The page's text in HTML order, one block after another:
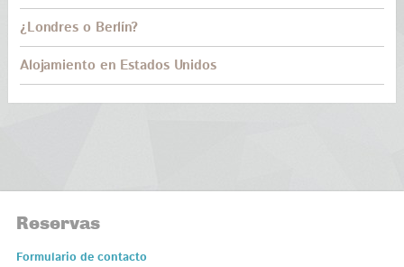
¿Londres o Berlín?
Alojamiento en Estados Unidos
Reservas
Formulario de contacto